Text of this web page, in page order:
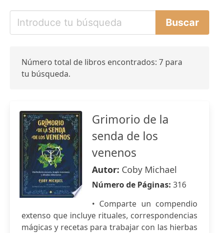
Número total de libros encontrados: 7 para
tu búsqueda.
Grimorio de la
senda de los
venenos
Autor: Coby Michael
Número de Páginas: 316
• Comparte un compendio
extenso que incluye rituales, correspondencias
mágicas y recetas para trabajar con las hierbas